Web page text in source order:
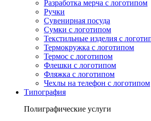
Разработка мерча с логотипом
Ручки
Сувенирная посуда
Сумки с логотипом
Текстильные изделия с
Термокружка с логотипом
Термос с логотипом
Флешки с логотипом
Фляжка с логотипом
Чехлы на телефон с логотипом
Типография
Полиграфические услуги